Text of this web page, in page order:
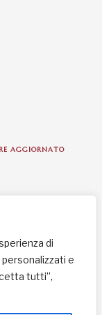
di
e
tutti”,
AGGIORNATO